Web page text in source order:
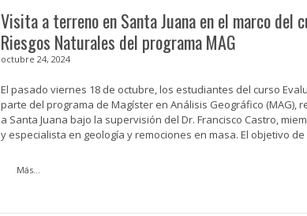
Visita a terreno en Santa Juana en el marco del
Riesgos Naturales del programa MAG
octubre 24, 2024
El pasado viernes 18 de octubre, los estudiantes del curso
parte del programa de Magíster en Análisis Geográfico (MAG),
a Santa Juana bajo la supervisión del Dr. Francisco Castro,
y especialista en geología y remociones en masa. El objetivo
Más...